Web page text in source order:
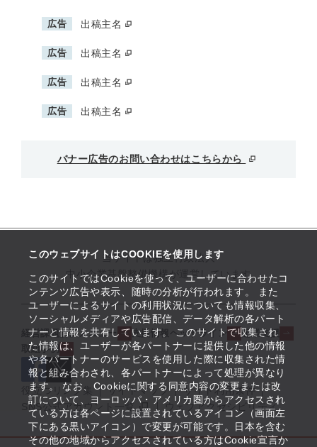
このウェブサイトはCOOKIEを使用します
このサイトではCookieを使って、ユーザーに合わせたコ
ンテンツ広告や表示、随時の分析が行われます。 また
ユーザーによるサイトの利用状況についても情報収集、
ソーシャルメディアや広告配信、データ解析の各パート
ナーと情報を共有しています。 このサイトで収集され
た情報は、ユーザーが各パートナーに提供した他の情報
や各パートナーのサービスを使用した際に収集された情
報と組み合わされ、各パートナーによって処理が異なり
ます。 なお、Cookieに関する同意内容の変更または改
訂について、ヨーロッパ・アメリカ圏からアクセスされ
ている方は各ページに設置されているアイコン（画面左
下にある黒いアイコン）で変更が可能です。日本を含む
その他の地域からアクセスされている方はCookie宣言か
広告 出稿主名
広告 出稿主名
広告 出稿主名
広告 出稿主名
バナー広告のお問い合わせはこちらから
当サイトは独立行政法人
中小企業基盤整備機構が運営しています
経営課題解決メニュー 支援情報ヘッドライン
起業支援
取組事例
役立つリンク集 サイトマップ
サイト利用条件
SNS公式アカウント一覧
ウェブアクセシビリティ